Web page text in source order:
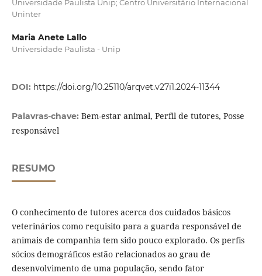
Universidade Paulista Unip; Centro Universitário Internacional
Uninter
Maria Anete Lallo
Universidade Paulista - Unip
DOI: https://doi.org/10.25110/arqvet.v27i1.2024-11344
Palavras-chave: Bem-estar animal, Perfil de tutores, Posse
responsável
RESUMO
O conhecimento de tutores acerca dos cuidados básicos
veterinários como requisito para a guarda responsável de
animais de companhia tem sido pouco explorado. Os perfis
sócios demográficos estão relacionados ao grau de
desenvolvimento de uma população, sendo fator